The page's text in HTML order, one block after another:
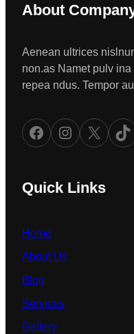
About
Aenean ultrices
non.as Namet pulv
repea ndus. Tempor
Facebook Instagram X TikTok
Quick Links
Home
About Us
Blog
Services
Gallery